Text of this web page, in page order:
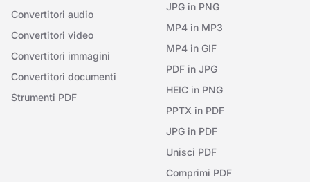
Convertitori audio
Convertitori video
Convertitori immagini
Convertitori documenti
Strumenti PDF
JPG in PNG
MP4 in MP3
MP4 in GIF
PDF in JPG
HEIC in PNG
PPTX in PDF
JPG in PDF
Unisci PDF
Comprimi PDF